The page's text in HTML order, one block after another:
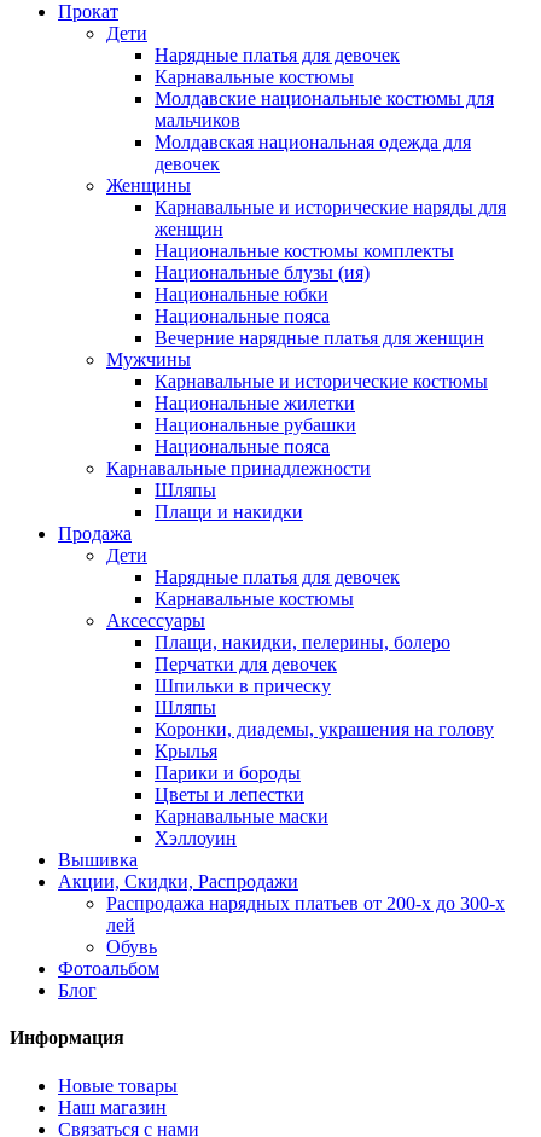
Прокат
Дети
Нарядные платья для девочек
Карнавальные костюмы
Молдавские национальные костюмы для
мальчиков
Молдавская национальная одежда для
девочек
Женщины
Карнавальные и исторические наряды для
женщин
Национальные костюмы комплекты
Национальные блузы (ия)
Национальные юбки
Национальные пояса
Вечерние нарядные платья для женщин
Мужчины
Карнавальные и исторические костюмы
Национальные жилетки
Национальные рубашки
Национальные пояса
Карнавальные принадлежности
Шляпы
Плащи и накидки
Продажа
Дети
Нарядные платья для девочек
Карнавальные костюмы
Аксессуары
Плащи, накидки, пелерины, болеро
Перчатки для девочек
Шпильки в прическу
Шляпы
Коронки, диадемы, украшения на голову
Крылья
Парики и бороды
Цветы и лепестки
Карнавальные маски
Хэллоуин
Вышивка
Акции, Скидки, Распродажи
Распродажа нарядных платьев от 200-х до 300-х
лей
Обувь
Фотоальбом
Блог
Информация
Новые товары
Наш магазин
Связаться с нами